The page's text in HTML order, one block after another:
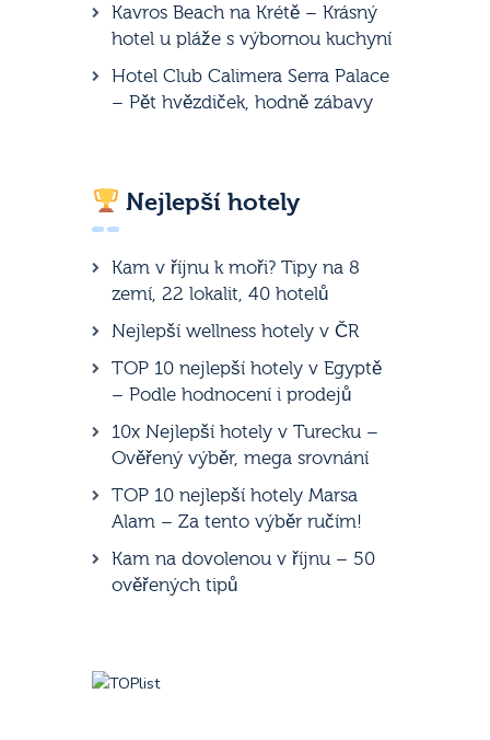
Kavros Beach na Krétě – Krásný
hotel u pláže s výbornou kuchyní
Hotel Club Calimera Serra Palace
– Pět hvězdiček, hodně zábavy
Nejlepší hotely
Kam v říjnu k moři? Tipy na 8
zemí, 22 lokalit, 40 hotelů
Nejlepší wellness hotely v ČR
TOP 10 nejlepší hotely v Egyptě
– Podle hodnocení i prodejů
10x Nejlepší hotely v Turecku –
Ověřený výběr, mega srovnání
TOP 10 nejlepší hotely Marsa
Alam – Za tento výběr ručím!
Kam na dovolenou v říjnu – 50
ověřených tipů